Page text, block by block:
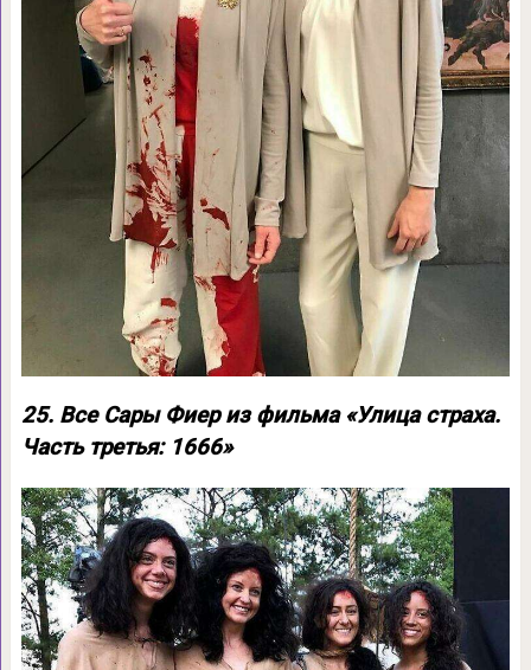
25. Все Сары Фиер из фильма «Улица страха.
Часть третья: 1666»